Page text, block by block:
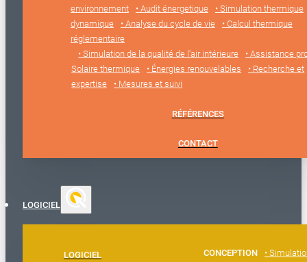
environnement
• Audit énergetique
• Simulation thermique
dynamique
• Analyse du cycle de vie
• Calcul thermique
réglementaire
• Simulation de la qualité de l’air intérieure
• Assistance
Solaire thermique
• Énergies renouvelables
• Recherche et
expertise
• Mesures et suivi
RÉFÉRENCES
CONTACT
LOGICIEL
LOGICIEL CONCEPTION
•